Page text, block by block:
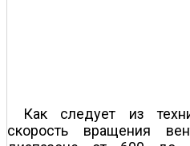
Как следует из
скорость вращения